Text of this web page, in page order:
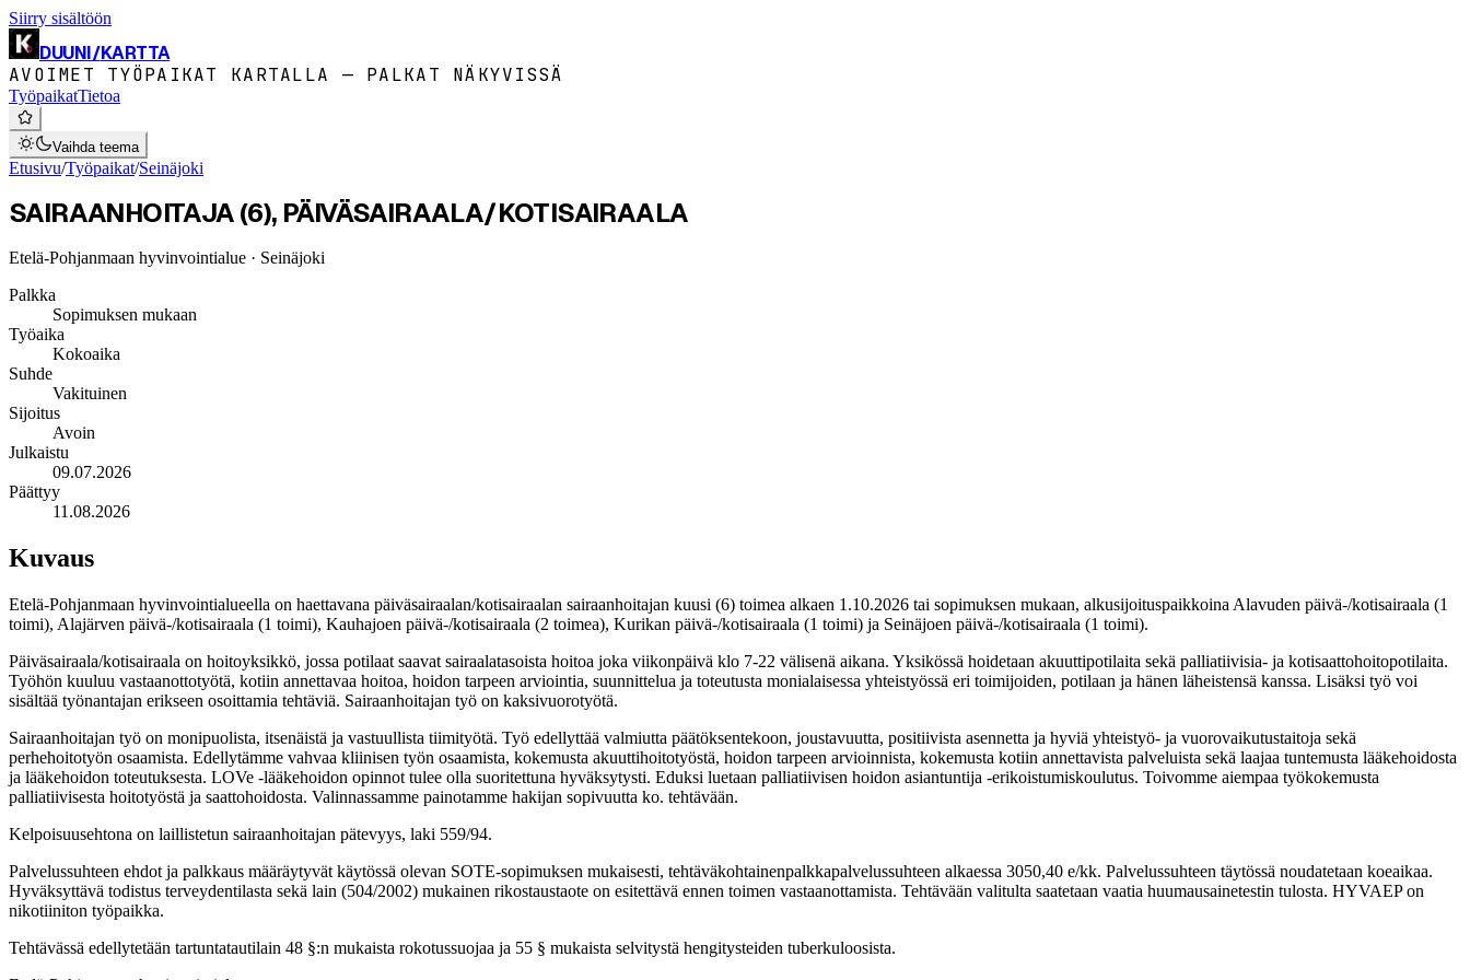
Siirry sisältöön
DUUNI/KARTTA
AVOIMET TYÖPAIKAT KARTALLA — PALKAT NÄKYVISSÄ
TyöpaikatTietoa
Vaihda teema
Etusivu/Työpaikat/Seinäjoki
SAIRAANHOITAJA (6), PÄIVÄSAIRAALA/KOTISAIRAALA
Etelä-Pohjanmaan hyvinvointialue · Seinäjoki
Palkka
Sopimuksen mukaan
Työaika
Kokoaika
Suhde
Vakituinen
Sijoitus
Avoin
Julkaistu
09.07.2026
Päättyy
11.08.2026
Kuvaus
Etelä-Pohjanmaan hyvinvointialueella on haettavana päiväsairaalan/kotisairaalan sairaanhoitajan kuusi (6) toimea alkaen 1.10.2026 tai sopimuksen mukaan, alkusijoituspaikkoina Alavuden päivä-/kotisairaala (1
toimi), Alajärven päivä-/kotisairaala (1 toimi), Kauhajoen päivä-/kotisairaala (2 toimea), Kurikan päivä-/kotisairaala (1 toimi) ja Seinäjoen päivä-/kotisairaala (1 toimi).
Päiväsairaala/kotisairaala on hoitoyksikkö, jossa potilaat saavat sairaalatasoista hoitoa joka viikonpäivä klo 7-22 välisenä aikana. Yksikössä hoidetaan akuuttipotilaita sekä palliatiivisia- ja kotisaattohoitopotilaita.
Työhön kuuluu vastaanottotyötä, kotiin annettavaa hoitoa, hoidon tarpeen arviointia, suunnittelua ja toteutusta monialaisessa yhteistyössä eri toimijoiden, potilaan ja hänen läheistensä kanssa. Lisäksi työ voi
sisältää työnantajan erikseen osoittamia tehtäviä. Sairaanhoitajan työ on kaksivuorotyötä.
Sairaanhoitajan työ on monipuolista, itsenäistä ja vastuullista tiimityötä. Työ edellyttää valmiutta päätöksentekoon, joustavuutta, positiivista asennetta ja hyviä yhteistyö- ja vuorovaikutustaitoja sekä
perhehoitotyön osaamista. Edellytämme vahvaa kliinisen työn osaamista, kokemusta akuuttihoitotyöstä, hoidon tarpeen arvioinnista, kokemusta kotiin annettavista palveluista sekä laajaa tuntemusta lääkehoidosta
ja lääkehoidon toteutuksesta. LOVe -lääkehoidon opinnot tulee olla suoritettuna hyväksytysti. Eduksi luetaan palliatiivisen hoidon asiantuntija -erikoistumiskoulutus. Toivomme aiempaa työkokemusta
palliatiivisesta hoitotyöstä ja saattohoidosta. Valinnassamme painotamme hakijan sopivuutta ko. tehtävään.
Kelpoisuusehtona on laillistetun sairaanhoitajan pätevyys, laki 559/94.
Palvelussuhteen ehdot ja palkkaus määräytyvät käytössä olevan SOTE-sopimuksen mukaisesti, tehtäväkohtainenpalkkapalvelussuhteen alkaessa 3050,40 e/kk. Palvelussuhteen täytössä noudatetaan koeaikaa.
Hyväksyttävä todistus terveydentilasta sekä lain (504/2002) mukainen rikostaustaote on esitettävä ennen toimen vastaanottamista. Tehtävään valitulta saatetaan vaatia huumausainetestin tulosta. HYVAEP on
nikotiiniton työpaikka.
Tehtävässä edellytetään tartuntatautilain 48 §:n mukaista rokotussuojaa ja 55 § mukaista selvitystä hengitysteiden tuberkuloosista.